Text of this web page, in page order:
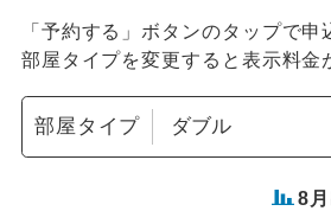
「予約する」ボタンのタップで申
部屋タイプを変更すると表示料金
部屋タイプ
8